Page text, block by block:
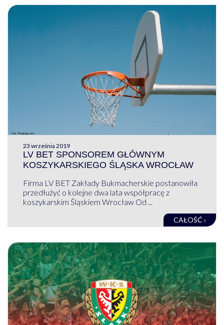
23 września 2019
LV BET SPONSOREM GŁÓWNYM
KOSZYKARSKIEGO ŚLĄSKA WROCŁAW
Firma LV BET Zakłady Bukmacherskie postanowiła
przedłużyć o kolejne dwa lata współpracę z
koszykarskim Śląskiem Wrocław Od ...
CAŁOŚĆ ›